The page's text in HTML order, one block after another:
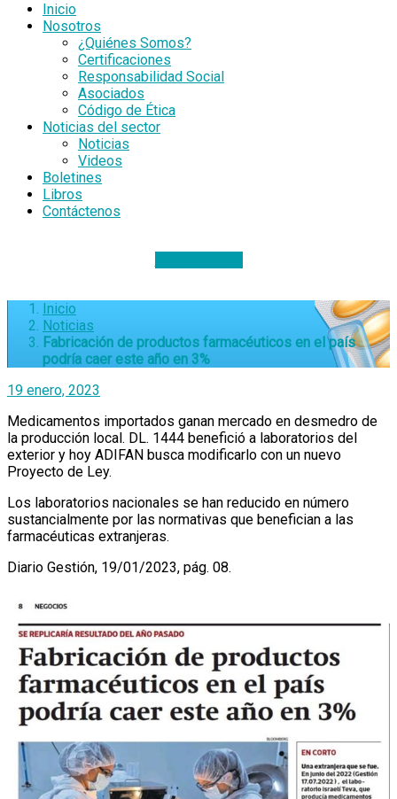
Inicio
Nosotros
¿Quiénes Somos?
Certificaciones
Responsabilidad Social
Asociados
Código de Ética
Noticias del sector
Noticias
Videos
Boletines
Libros
Contáctenos
Inicio
Noticias
Fabricación de productos farmacéuticos en el país
podría caer este año en 3%
19 enero, 2023
Medicamentos importados ganan mercado en desmedro de
la producción local. DL. 1444 benefició a laboratorios del
exterior y hoy ADIFAN busca modificarlo con un nuevo
Proyecto de Ley.
Los laboratorios nacionales se han reducido en número
sustancialmente por las normativas que benefician a las
farmacéuticas extranjeras.
Diario Gestión, 19/01/2023, pág. 08.